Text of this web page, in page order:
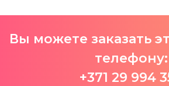
Вы можете заказать
телефону:
+371 29 994